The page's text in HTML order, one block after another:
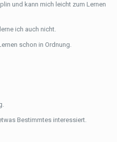
und kann mich leicht zum Lernen
ich auch nicht.
schon in Ordnung.
Bestimmtes interessiert.